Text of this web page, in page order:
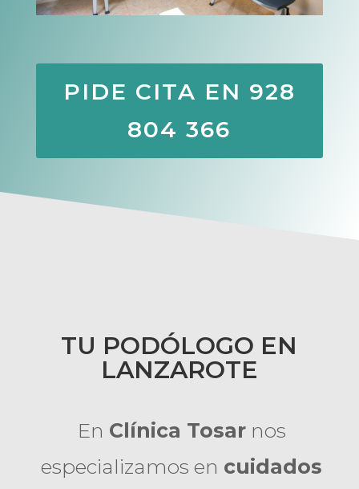
PIDE CITA EN 928
804 366
TU PODÓLOGO EN
LANZAROTE
En Clínica Tosarnos
especializamos en cuidados